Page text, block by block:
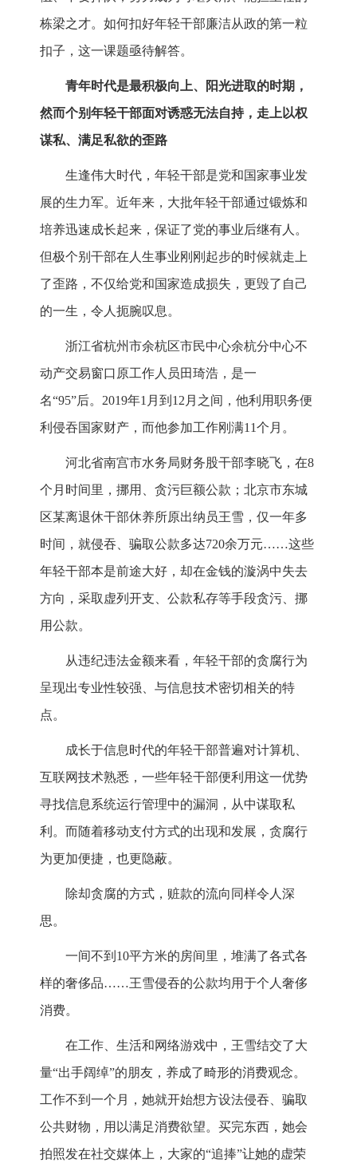
栋梁之才。如何扣好年轻干部廉洁从政的第一粒
扣子，这一课题亟待解答。
青年时代是最积极向上、阳光进取的时期，
然而个别年轻干部面对诱惑无法自持，走上以权
谋私、满足私欲的歪路
生逢伟大时代，年轻干部是党和国家事业发
展的生力军。近年来，大批年轻干部通过锻炼和
培养迅速成长起来，保证了党的事业后继有人。
但极个别干部在人生事业刚刚起步的时候就走上
了歪路，不仅给党和国家造成损失，更毁了自己
的一生，令人扼腕叹息。
浙江省杭州市余杭区市民中心余杭分中心不
动产交易窗口原工作人员田琦浩，是一
名“95”后。2019年1月到12月之间，他利用职务便
利侵吞国家财产，而他参加工作刚满11个月。
河北省南宫市水务局财务股干部李晓飞，在8
个月时间里，挪用、贪污巨额公款；北京市东城
区某离退休干部休养所原出纳员王雪，仅一年多
时间，就侵吞、骗取公款多达720余万元……这些
年轻干部本是前途大好，却在金钱的漩涡中失去
方向，采取虚列开支、公款私存等手段贪污、挪
用公款。
从违纪违法金额来看，年轻干部的贪腐行为
呈现出专业性较强、与信息技术密切相关的特
点。
成长于信息时代的年轻干部普遍对计算机、
互联网技术熟悉，一些年轻干部便利用这一优势
寻找信息系统运行管理中的漏洞，从中谋取私
利。而随着移动支付方式的出现和发展，贪腐行
为更加便捷，也更隐蔽。
除却贪腐的方式，赃款的流向同样令人深
思。
一间不到10平方米的房间里，堆满了各式各
样的奢侈品……王雪侵吞的公款均用于个人奢侈
消费。
在工作、生活和网络游戏中，王雪结交了大
量“出手阔绰”的朋友，养成了畸形的消费观念。
工作不到一个月，她就开始想方设法侵吞、骗取
公共财物，用以满足消费欲望。买完东西，她会
拍照发在社交媒体上，大家的“追捧”让她的虚荣